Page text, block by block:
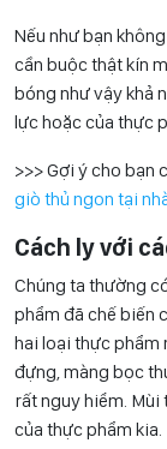
Nếu như bạn
cần buộc thật kín
bóng như vậy khả
lực hoặc của thực
>>> Gợi ý cho bạn
giò thủ ngon tại
Cách ly với
Chúng ta thường
phẩm đã chế biến
hai loại thực phẩm
đựng, màng bọc
rất nguy hiểm.
của thực phẩm kia.